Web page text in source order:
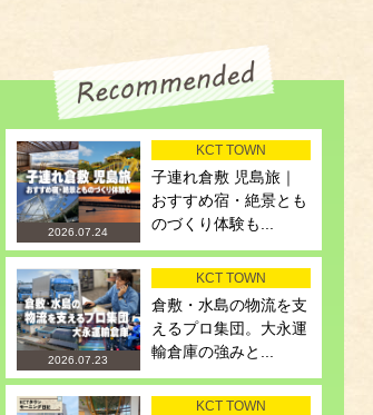
2026.07.24
KCT TOWN
子連れ倉敷 児島旅｜
おすすめ宿・絶景とも
のづくり体験も...
2026.07.23
KCT TOWN
倉敷・水島の物流を支
えるプロ集団。大永運
輸倉庫の強みと...
KCT TOWN